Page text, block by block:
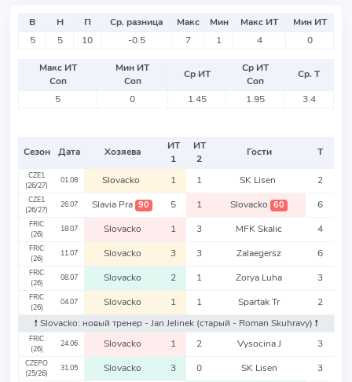
В Н П Ср. разница Макс Мин Макс ИТ
Мин ИТ
5
5 10 -0.5 7 1 4 0
Макс ИТ
Соп
Мин ИТ
Соп
Ср ИТ
Ср ИТ
Соп
Ср. Т
5
0 1.45 1.95 3.4
Сезон Дата Хозяева
ИТ
1
ИТ
2
Гости Т
CZE1
(26/27)
01.08 Slovacko 1 1 SK Lisen 2
CZE1
(26/27)
26.07 Slavia Pra 90 5 1 Slovacko 60 6
FRIC
(26)
18.07 Slovacko 1 3 MFK Skalic 4
FRIC
(26)
11.07 Slovacko 3 3 Zalaegersz 6
FRIC
(26)
08.07 Slovacko 2 1 Zorya Luha 3
FRIC
(26)
04.07 Slovacko 1 1 Spartak Tr
2
❗️ Slovacko: новый тренер - Jan Jelinek (старый - Roman Skuhravy) ❗️
FRIC
(26)
24.06 Slovacko 1 2 Vysocina J 3
CZEPO
(25/26)
31.05 Slovacko 3 0 SK Lisen 3